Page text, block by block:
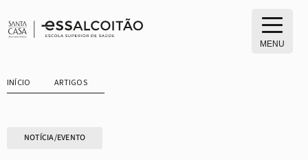
para
MENU
INÍCIO ARTIGOS
NOTÍCIA/EVENTO